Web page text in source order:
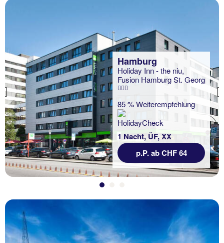
Previous
Hamburg
Holiday Inn - the niu,
Fusion Hamburg St. Georg
85 % Weiterempfehlung
1 Nacht, ÜF, XX
p.P. ab CHF 64